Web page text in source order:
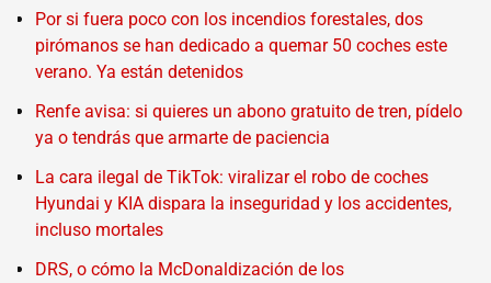
Por si fuera poco con los incendios forestales, dos
pirómanos se han dedicado a quemar 50 coches este
verano. Ya están detenidos
Renfe avisa: si quieres un abono gratuito de tren, pídelo
ya o tendrás que armarte de paciencia
La cara ilegal de TikTok: viralizar el robo de coches
Hyundai y KIA dispara la inseguridad y los accidentes,
incluso mortales
DRS, o cómo la McDonaldización de los